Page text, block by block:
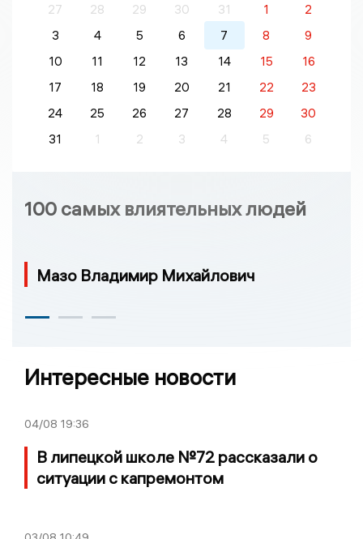
27
28 29 30 31 1
2
3
4 5 6 7 8
9
10
11 12 13 14 15
16
17
18 19 20 21 22
23
24
25 26 27 28 29
30
31
1 2 3 4 5 6
100 самых влиятельных людей
Мазо Владимир Михайлович
Интересные новости
04/08 19:36
В липецкой школе №72 рассказали о
ситуации с капремонтом